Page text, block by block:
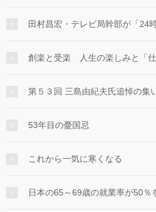
田村昌宏・テレビ局幹部が「24
創楽と受楽 人生の楽しみと「仕
第５３回 三島由紀夫氏追悼の集
53年目の憂国忌
これから一気に寒くなる
日本の65～69歳の就業率が50％